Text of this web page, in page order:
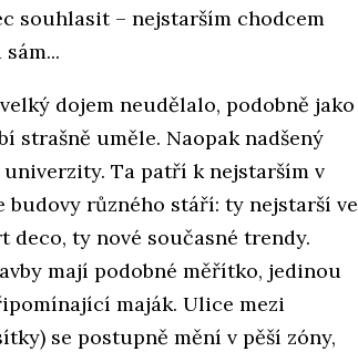
souhlasit – nejstarším chodcem
dojem neudělalo, podobně jako
strašně uměle. Naopak nadšený
Ta patří k nejstarším v
různého stáří: ty nejstarší ve
ty nové současné trendy.
mají podobné měřítko, jedinou
maják. Ulice mezi
se postupně mění v pěší zóny,